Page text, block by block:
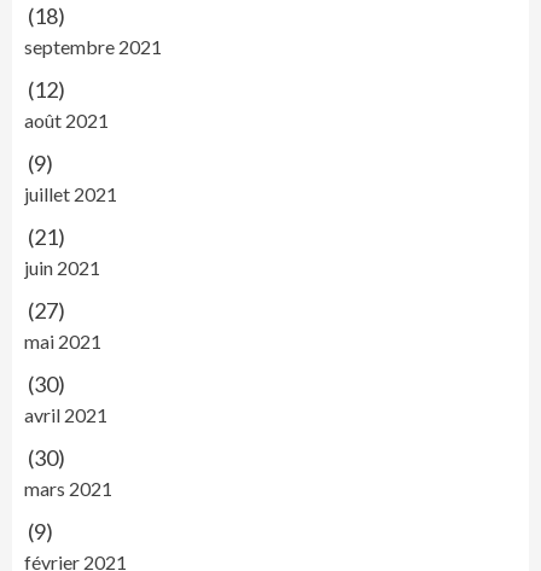
(18)
septembre 2021
(12)
août 2021
(9)
juillet 2021
(21)
juin 2021
(27)
mai 2021
(30)
avril 2021
(30)
mars 2021
(9)
février 2021